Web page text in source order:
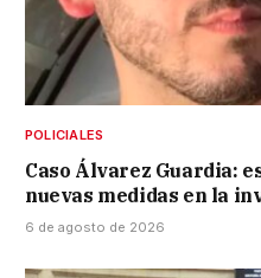
POLICIALES
Caso Álvarez Guardia:
nuevas medidas en la
6 de agosto de 2026